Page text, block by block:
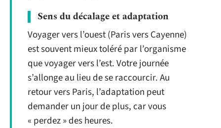
Sens du décalage et adaptation
Voyager vers l’ouest (Paris vers Cayenne)
est souvent mieux toléré par l’organisme
que voyager vers l’est. Votre journée
s’allonge au lieu de se raccourcir. Au
retour vers Paris, l’adaptation peut
demander un jour de plus, car vous
« perdez » des heures.